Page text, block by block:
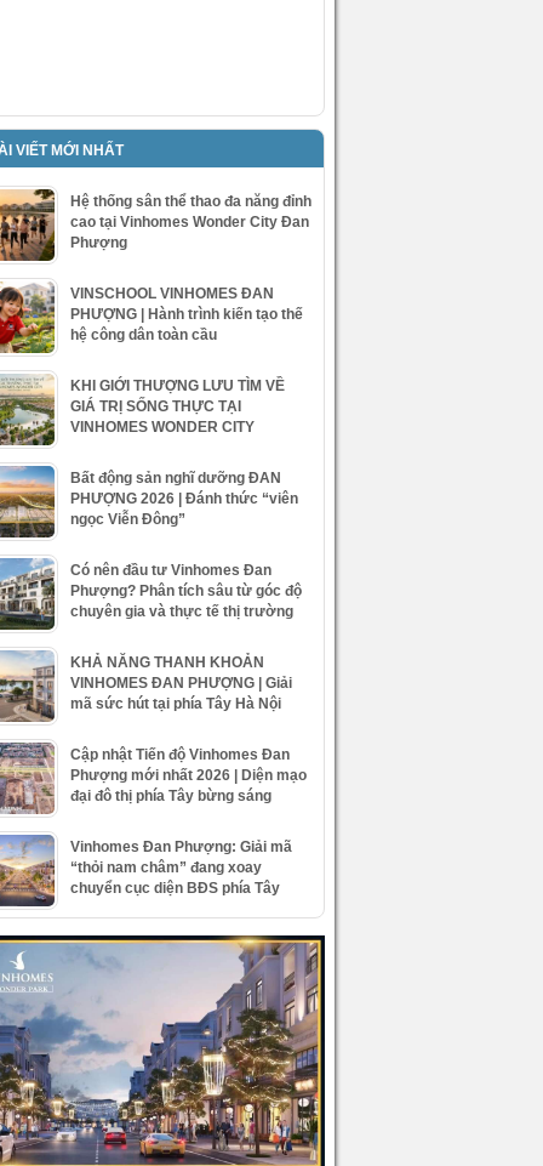
VIẾT MỚI NHẤT
Hệ thống sân thể thao đa năng đỉnh
cao tại Vinhomes Wonder City Đan
Phượng
VINSCHOOL VINHOMES ĐAN
PHƯỢNG | Hành trình kiến tạo thế
hệ công dân toàn cầu
KHI GIỚI THƯỢNG LƯU TÌM VỀ
GIÁ TRỊ SỐNG THỰC TẠI
VINHOMES WONDER CITY
Bất động sản nghĩ dưỡng ĐAN
PHƯỢNG 2026 | Đánh thức “viên
ngọc Viễn Đông”
Có nên đầu tư Vinhomes Đan
Phượng? Phân tích sâu từ góc độ
chuyên gia và thực tế thị trường
KHẢ NĂNG THANH KHOẢN
VINHOMES ĐAN PHƯỢNG | Giải
mã sức hút tại phía Tây Hà Nội
Cập nhật Tiến độ Vinhomes Đan
Phượng mới nhất 2026 | Diện mạo
đại đô thị phía Tây bừng sáng
Vinhomes Đan Phượng: Giải mã
“thỏi nam châm” đang xoay
chuyển cục diện BĐS phía Tây